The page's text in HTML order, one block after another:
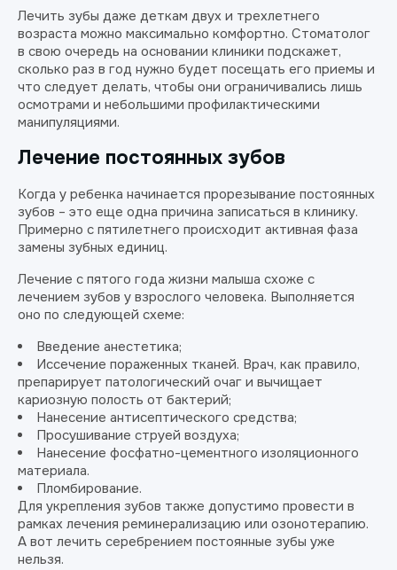
Лечить зубы даже деткам двух и трехлетнего
возраста можно максимально комфортно. Стоматолог
в свою очередь на основании клиники подскажет,
сколько раз в год нужно будет посещать его приемы и
что следует делать, чтобы они ограничивались лишь
осмотрами и небольшими профилактическими
манипуляциями.
Лечение постоянных зубов
Когда у ребенка начинается прорезывание постоянных
зубов – это еще одна причина записаться в клинику.
Примерно с пятилетнего происходит активная фаза
замены зубных единиц.
Лечение с пятого года жизни малыша схоже с
лечением зубов у взрослого человека. Выполняется
оно по следующей схеме:
Введение анестетика;
Иссечение пораженных тканей. Врач, как правило,
препарирует патологический очаг и вычищает
кариозную полость от бактерий;
Нанесение антисептического средства;
Просушивание струей воздуха;
Нанесение фосфатно-цементного изоляционного
материала.
Пломбирование.
Для укрепления зубов также допустимо провести в
рамках лечения реминерализацию или озонотерапию.
А вот лечить серебрением постоянные зубы уже
нельзя.